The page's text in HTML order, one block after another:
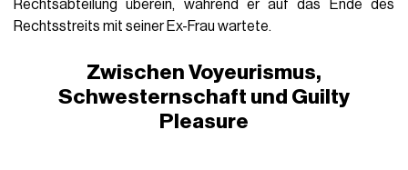
Rechtsabteilung überein, während er auf das Ende des
Rechtsstreits mit seiner Ex-Frau wartete.
Zwischen Voyeurismus,
Schwesternschaft und Guilty
Pleasure